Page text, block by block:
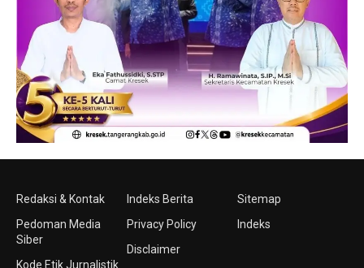
Redaksi & Kontak
Pedoman Media
Siber
Kode Etik Jurnalistik
Indeks Berita
Privacy Policy
Disclaimer
Sitemap
Indeks